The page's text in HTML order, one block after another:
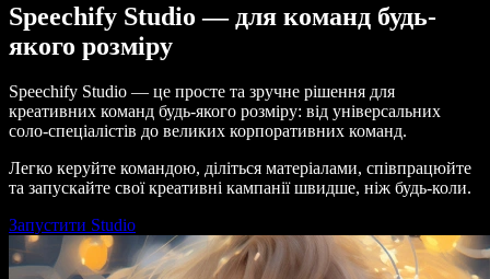
Speechify Studio — для команд будь-
якого розміру
Speechify Studio — це просте та зручне рішення для
креативних команд будь-якого розміру: від універсальних
соло-спеціалістів до великих корпоративних команд.
Легко керуйте командою, діліться матеріалами, співпрацюйте
та запускайте свої креативні кампанії швидше, ніж будь-коли.
Запустити Studio